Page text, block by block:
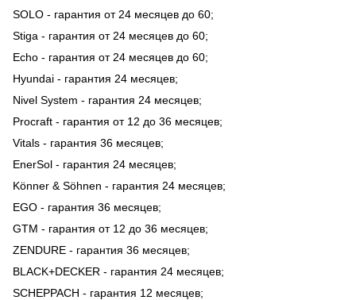
SOLO - гарантия от 24 месяцев до 60;
Stiga - гарантия от 24 месяцев до 60;
Echo - гарантия от 24 месяцев до 60;
Hyundai - гарантия 24 месяцев;
Nivel System - гарантия 24 месяцев;
Procraft - гарантия от 12 до 36 месяцев;
Vitals - гарантия 36 месяцев;
EnerSol - гарантия 24 месяцев;
Könner & Söhnen - гарантия 24 месяцев;
EGO - гарантия 36 месяцев;
GTM - гарантия от 12 до 36 месяцев;
ZENDURE - гарантия 36 месяцев;
BLACK+DECKER - гарантия 24 месяцев;
SCHEPPACH - гарантия 12 месяцев;